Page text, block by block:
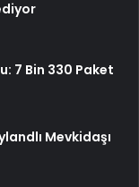
7 Bin 330 Paket
Mevkidaşı